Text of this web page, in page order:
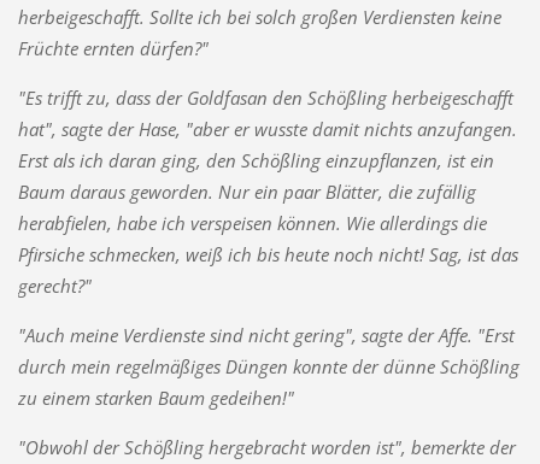
herbeigeschafft. Sollte ich bei solch großen Verdiensten keine
Früchte ernten dürfen?"
"Es trifft zu, dass der Goldfasan den Schößling herbeigeschafft
hat", sagte der Hase, "aber er wusste damit nichts anzufangen.
Erst als ich daran ging, den Schößling einzupflanzen, ist ein
Baum daraus geworden. Nur ein paar Blätter, die zufällig
herabfielen, habe ich verspeisen können. Wie allerdings die
Pfirsiche schmecken, weiß ich bis heute noch nicht! Sag, ist das
gerecht?"
"Auch meine Verdienste sind nicht gering", sagte der Affe. "Erst
durch mein regelmäßiges Düngen konnte der dünne Schößling
zu einem starken Baum gedeihen!"
"Obwohl der Schößling hergebracht worden ist", bemerkte der